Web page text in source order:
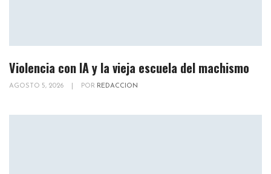
Violencia con IA y la vieja escuela del machismo
AGOSTO 5, 2026 POR REDACCION